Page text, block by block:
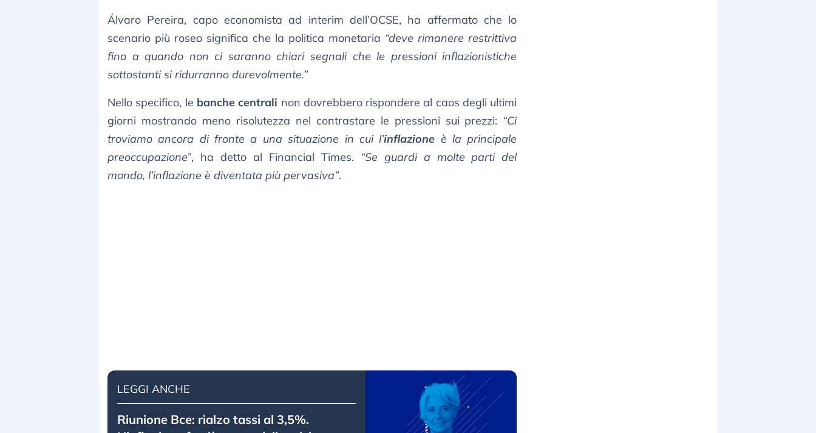
Álvaro Pereira, capo economista ad interim dell’OCSE, ha affermato che lo
scenario più roseo significa che la politica monetaria “deve rimanere restrittiva
fino a quando non ci saranno chiari segnali che le pressioni inflazionistiche
sottostanti si ridurranno durevolmente.”
Nello specifico, le banche centrali non dovrebbero rispondere al caos degli ultimi
giorni mostrando meno risolutezza nel contrastare le pressioni sui prezzi: “Ci
troviamo ancora di fronte a una situazione in cui l’inflazione è la principale
preoccupazione”, ha detto al Financial Times.
“Se guardi a molte parti del
mondo, l’inflazione è diventata più pervasiva”.
LEGGI ANCHE
Riunione Bce: rialzo tassi al 3,5%.